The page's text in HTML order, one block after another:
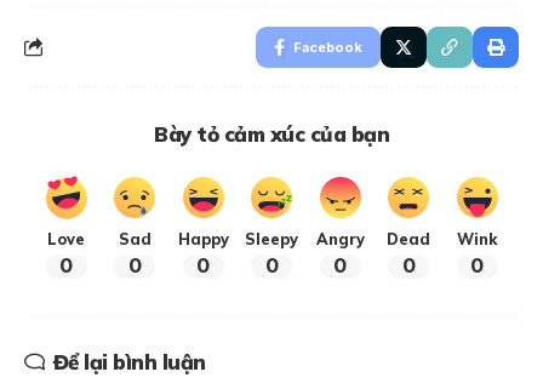
Facebook
Bày tỏ cảm xúc của bạn
Love
0
Sad
0
Happy
0
Sleepy
0
Angry
0
Dead
0
Wink
0
Để lại bình luận